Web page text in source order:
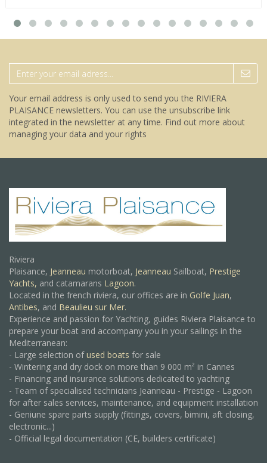
Your email address is only used to send you the RIVIERA
PLAISANCE newsletters. You can use the unsubscribe link
integrated in the newsletter at any time. Find out more about
managing your data and your rights
Riviera
Plaisance, Jeanneau motorboat, Jeanneau Sailboat, Prestige
Yachts, and catamarans Lagoon.
Located in the french riviera, our offices are in Golfe Juan,
Antibes, and Beaulieu sur Mer.
Experience and passion for Yachting, guides Riviera Plaisance to
prepare your boat and accompany you in your sailings in the
Mediterranean:
- Large selection ofused boats for sale
- Wintering and dry dock on more than 9 000 m² in Cannes
- Financing and insurance solutions dedicated to yachting
- Team of specialised technicians Jeanneau - Prestige - Lagoon
for after sales services, maintenance, and equipment installation
- Geniune spare parts supply (fittings, covers, bimini, aft closing,
electronic...)
- Official legal documentation (CE, builders certificate)